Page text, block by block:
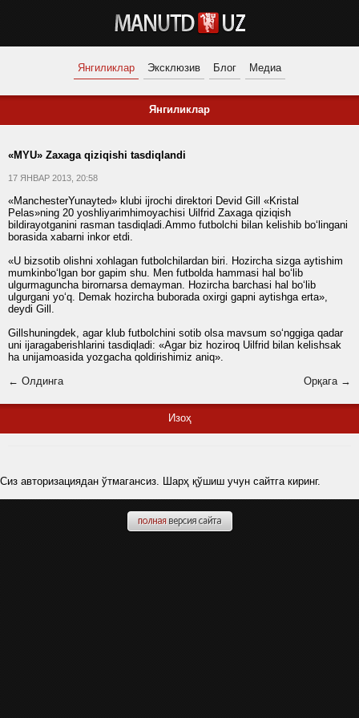
Янгиликлар Эксклюзив Блог Медиа
Янгиликлар
«MYU» Zaxaga qiziqishi tasdiqlandi
17 ЯНВАР 2013, 20:58
«ManchesterYunayted» klubi ijrochi direktori Devid Gill «Kristal
Pelas»ning 20 yoshliyarimhimoyachisi Uilfrid Zaxaga qiziqish
bildirayotganini rasman tasdiqladi.Ammo futbolchi bilan kelishib bo‘lingani
borasida xabarni inkor etdi.
«U bizsotib olishni xohlagan futbolchilardan biri. Hozircha sizga aytishim
mumkinbo‘lgan bor gapim shu. Men futbolda hammasi hal bo‘lib
ulgurmaguncha birornarsa demayman. Hozircha barchasi hal bo‘lib
ulgurgani yo‘q. Demak hozircha buborada oxirgi gapni aytishga erta»,
deydi Gill.
Gillshuningdek, agar klub futbolchini sotib olsa mavsum so‘nggiga qadar
uni ijaragaberishlarini tasdiqladi: «Agar biz hoziroq Uilfrid bilan kelishsak
ha unijamoasida yozgacha qoldirishimiz aniq».
← Олдинга
Орқага →
Изоҳ
Сиз авторизациядан ўтмагансиз. Шарҳ қўшиш учун сайтга киринг.